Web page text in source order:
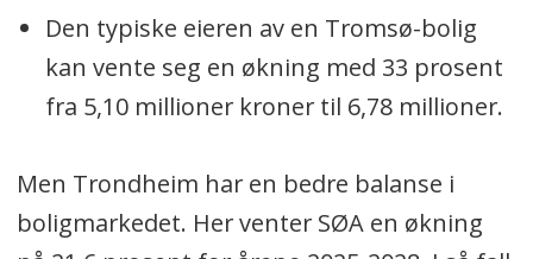
Den typiske eieren av en Tromsø-bolig
kan vente seg en økning med 33 prosent
fra 5,10 millioner kroner til 6,78 millioner.
Men Trondheim har en bedre balanse i
boligmarkedet. Her venter SØA en økning